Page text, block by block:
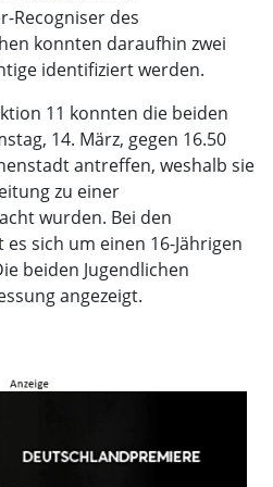
Recogniser des
konnten daraufhin zwei
identifiziert werden.
11 konnten die beiden
14. März, gegen 16.50
antreffen, weshalb sie
zu einer
wurden. Bei den
sich um einen 16-Jährigen
beiden Jugendlichen
angezeigt.